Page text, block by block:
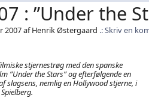
: ”Under the
2007 af Henrik Østergaard Skriv en
stjernestrøg med den spanske
”Under the Stars” og efterfølgende en
slagsens, nemlig en Hollywood stjerne, i